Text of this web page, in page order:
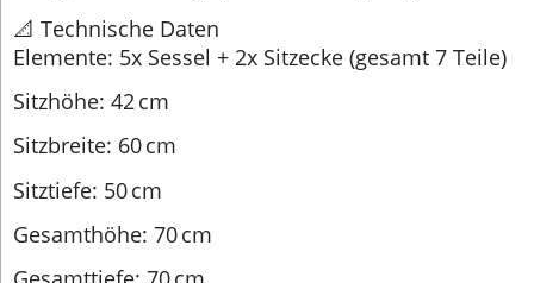
📐 Technische Daten
Elemente: 5x Sessel + 2x Sitzecke (gesamt 7 Teile)
Sitzhöhe: 42 cm
Sitzbreite: 60 cm
Sitztiefe: 50 cm
Gesamthöhe: 70 cm